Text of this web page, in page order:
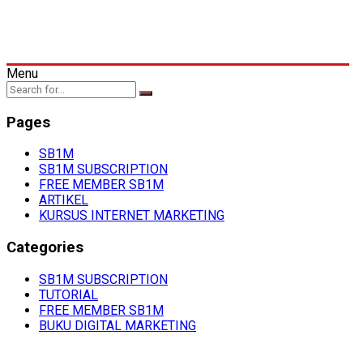
Menu
Pages
SB1M
SB1M SUBSCRIPTION
FREE MEMBER SB1M
ARTIKEL
KURSUS INTERNET MARKETING
Categories
SB1M SUBSCRIPTION
TUTORIAL
FREE MEMBER SB1M
BUKU DIGITAL MARKETING